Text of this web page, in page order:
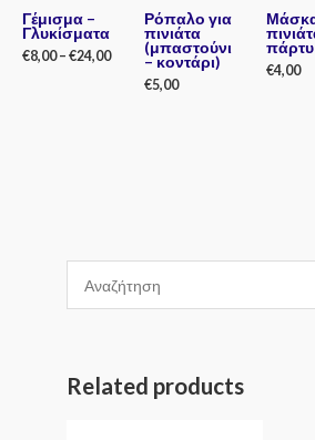
Γέμισμα –
Γλυκίσματα
€8,00– €24,00
Ρόπαλο για
πινιάτα
(μπαστούνι
– κοντάρι)
€5,00
πάρτυ
€4,00
Related products